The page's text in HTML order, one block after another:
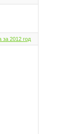
за 2012 год